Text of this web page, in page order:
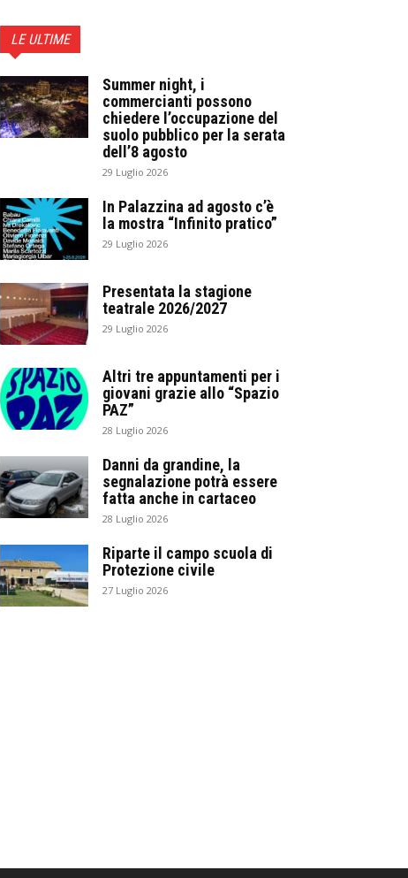
LE ULTIME
Summer night, i
commercianti possono
chiedere l’occupazione del
suolo pubblico per la serata
dell’8 agosto
29 Luglio 2026
In Palazzina ad agosto c’è
la mostra “Infinito pratico”
29 Luglio 2026
Presentata la stagione
teatrale 2026/2027
29 Luglio 2026
Altri tre appuntamenti per i
giovani grazie allo “Spazio
PAZ”
28 Luglio 2026
Danni da grandine, la
segnalazione potrà essere
fatta anche in cartaceo
28 Luglio 2026
Riparte il campo scuola di
Protezione civile
27 Luglio 2026